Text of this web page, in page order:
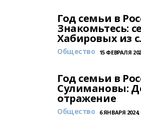
Год семьи в
Знакомьтесь:
Хабировых из
Общество 15 ФЕВРАЛЯ
Год семьи в
Сулимановы:
отражение
Общество 6 ЯНВАРЯ 2024,